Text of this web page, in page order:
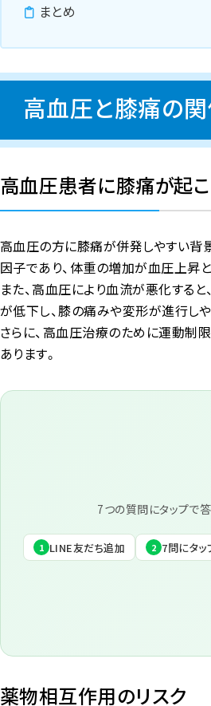
まとめ
高血圧と膝痛の
高血圧患者に膝痛が起
高血圧の方に膝痛が併発しやすい背
因子であり、体重の増加が血圧上昇
また、高血圧により血流が悪化する
が低下し、膝の痛みや変形が進行しや
さらに、高血圧治療のために運動制
あります。
7つの質問にタップで
1 LINE友だち追加 2 7問にタ
薬物相互作用のリスク